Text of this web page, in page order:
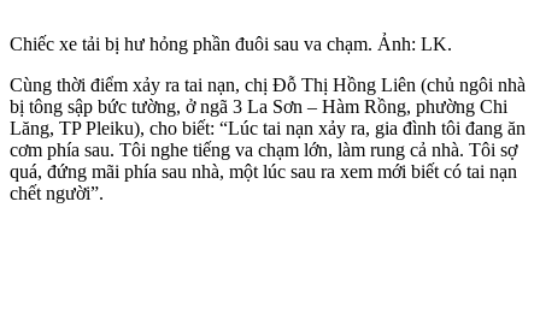
Chiếc xe tải bị hư hỏng phần đuôi sau va chạm. Ảnh: LK.
Cùng thời điểm xảy ra tai nạn, chị Đỗ Thị Hồng Liên (chủ ngôi nhà
bị tông sập bức tường, ở ngã 3 La Sơn – Hàm Rồng, phường Chi
Lăng, TP Pleiku), cho biết: “Lúc tai nạn xảy ra, gia đình tôi đang ăn
cơm phía sau. Tôi nghe tiếng va chạm lớn, làm rung cả nhà. Tôi sợ
quá, đứng mãi phía sau nhà, một lúc sau ra xem mới biết có tai nạn
chết người”.